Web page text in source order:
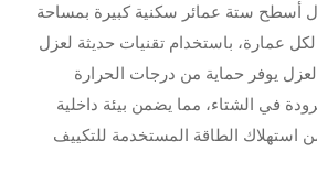
أسطح ستة عمائر سكنية كبيرة بمساحة
متر مربع لكل عمارة، باستخدام تقنيات حديثة لعزل
يوفر حماية من درجات الحرارة
في الشتاء، مما يضمن بيئة داخلية
الطاقة المستخدمة للتكييف